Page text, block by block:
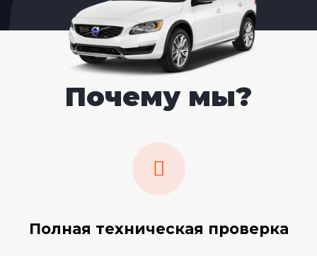
Почему мы?
Полная техническая проверка